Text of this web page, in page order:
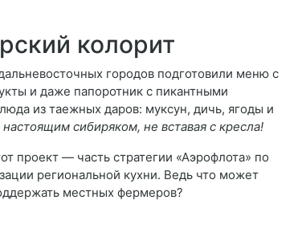
колорит
городов подготовили меню с
и даже папоротник с пикантными
из таежных даров: муксун, дичь, ягоды и
сибиряком, не вставая с кресла!
проект — часть стратегии «Аэрофлота» по
региональной кухни. Ведь что может
местных фермеров?